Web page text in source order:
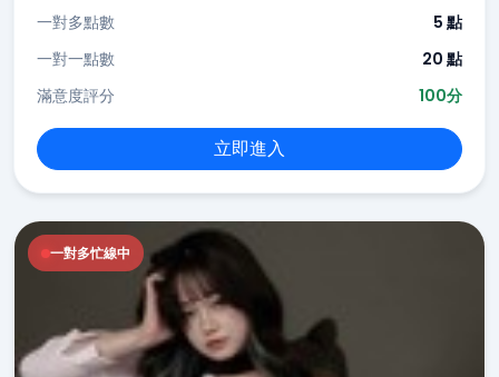
一對多點數
5 點
一對一點數
20 點
滿意度評分
100分
立即進入
一對多忙線中